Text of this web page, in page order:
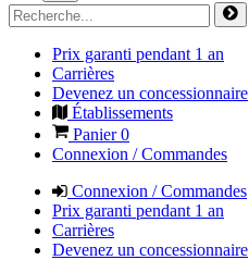
Prix garanti pendant 1 an
Carrières
Devenez un concessionnaire
Établissements
Panier0
Connexion / Commandes
Connexion / Commandes
Prix garanti pendant 1 an
Carrières
Devenez un concessionnaire